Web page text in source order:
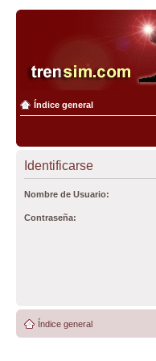
Índice general
Identificarse
Nombre de Usuario:
Contraseña:
Índice general